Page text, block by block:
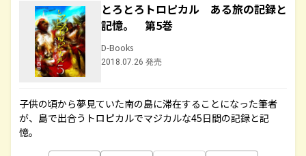
とろとろトロピカル ある旅の記録と
記憶。 第5巻
D-Books
2018.07.26 発売
子供の頃から夢見ていた南の島に滞在することになった筆者
が、島で出合うトロピカルでマジカルな45日間の記録と記
憶。